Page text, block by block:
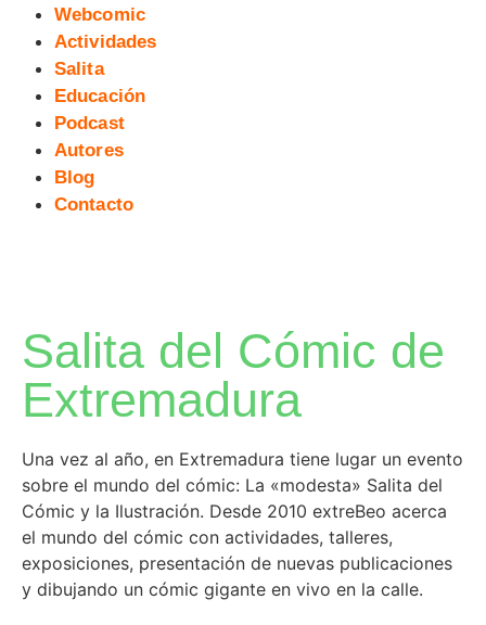
Webcomic
Actividades
Salita
Educación
Podcast
Autores
Blog
Contacto
Salita del Cómic de
Extremadura
Una vez al año, en Extremadura tiene lugar un evento
sobre el mundo del cómic: La «modesta» Salita del
Cómic y la Ilustración. Desde 2010 extreBeo acerca
el mundo del cómic con actividades, talleres,
exposiciones, presentación de nuevas publicaciones
y dibujando un cómic gigante en vivo en la calle.